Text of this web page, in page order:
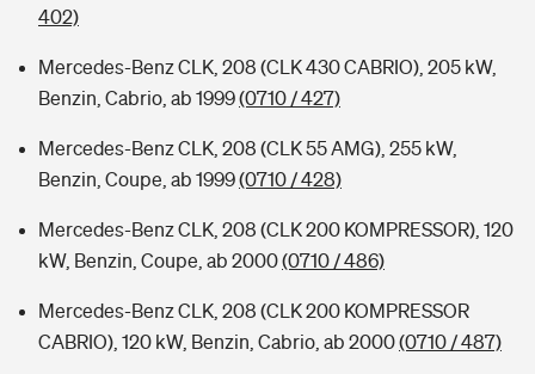
402)
Mercedes-Benz CLK, 208 (CLK 430 CABRIO), 205 kW,
Benzin, Cabrio, ab 1999(0710 / 427)
Mercedes-Benz CLK, 208 (CLK 55 AMG), 255 kW,
Benzin, Coupe, ab 1999(0710 / 428)
Mercedes-Benz CLK, 208 (CLK 200 KOMPRESSOR), 120
kW, Benzin, Coupe, ab 2000(0710 / 486)
Mercedes-Benz CLK, 208 (CLK 200 KOMPRESSOR
CABRIO), 120 kW, Benzin, Cabrio, ab 2000(0710 / 487)